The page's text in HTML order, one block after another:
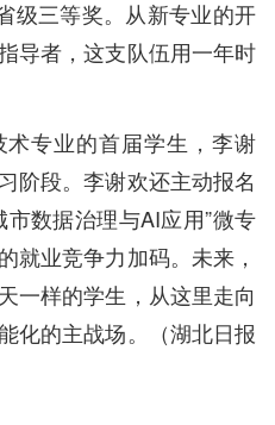
级三等奖。从新专业的开
导者，这支队伍用一年时
专业的首届学生，李谢
阶段。李谢欢还主动报名
数据治理与AI应用”微专
就业竞争力加码。未来，
一样的学生，从这里走向
化的主战场。（湖北日报